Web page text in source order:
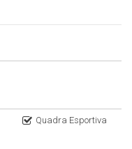
Quadra Esportiva